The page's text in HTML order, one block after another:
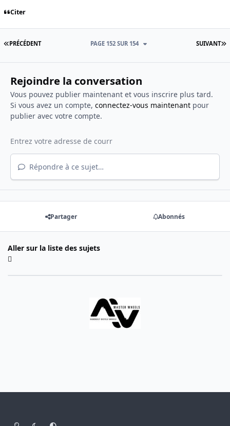
Citer
PREMIÈRE PAGE
PRÉCÉDENT SUIVANT
PAGE 152 SUR 154
Rejoindre la conversation
Vous pouvez publier maintenant et vous inscrire plus tard.
Si vous avez un compte, connectez-vous maintenantpour
publier avec votre compte.
Répondre à ce sujet…
Partager Abonnés
Aller sur la liste des sujets
Light ModeDark ModeSystem Preference